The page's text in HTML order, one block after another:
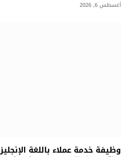
أغسطس 6, 2026
وظيفة خدمة عملاء باللغة